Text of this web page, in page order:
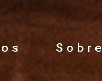
Sobre